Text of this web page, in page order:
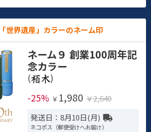
世界遺産」カラーのネーム印
ネーム９ 創業100周年記
念カラー
(
)
-25% ￥ 1,980 ￥2,640
発送日：8月10日(月)
ネコポス（郵便受けへお届け）